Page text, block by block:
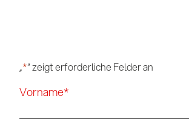
„*“ zeigt erforderliche Felder an
Vorname*